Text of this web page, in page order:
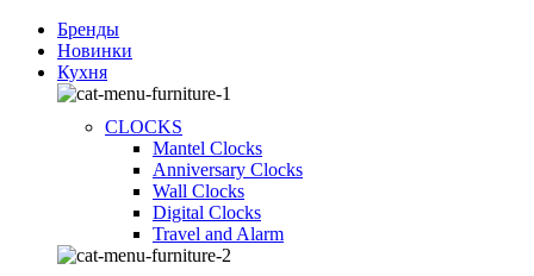
Бренды
Новинки
Кухня
CLOCKS
Mantel Clocks
Anniversary Clocks
Wall Clocks
Digital Clocks
Travel and Alarm